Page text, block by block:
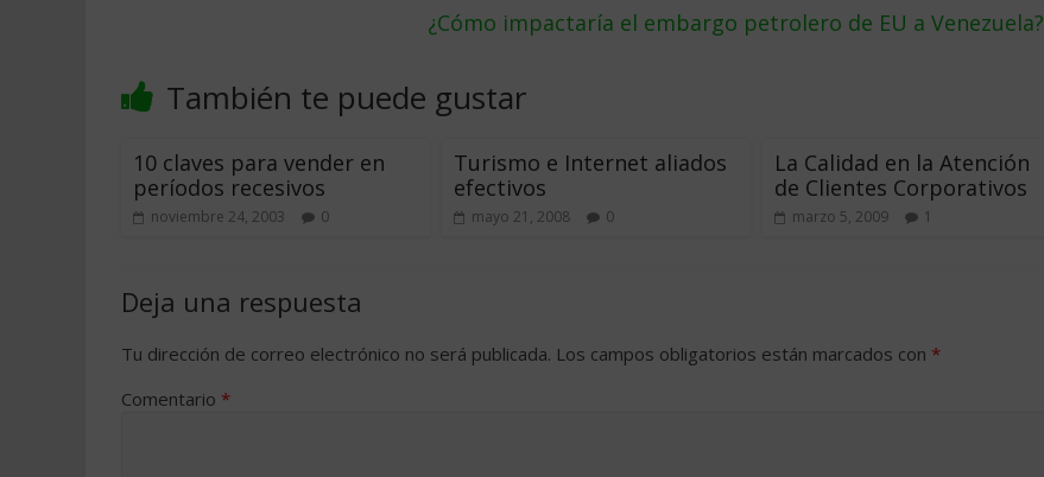
¿Cómo impactaría el embargo petrolero de EU a Venezuela?
También te puede gustar
10 claves para vender en
períodos recesivos
noviembre 24, 2003 0
Turismo e Internet aliados
efectivos
mayo 21, 2008 0
La Calidad en la Atención
de Clientes Corporativos
marzo 5, 2009 1
Deja una respuesta
Tu dirección de correo electrónico no será publicada. Los campos obligatorios están marcados con *
Comentario *